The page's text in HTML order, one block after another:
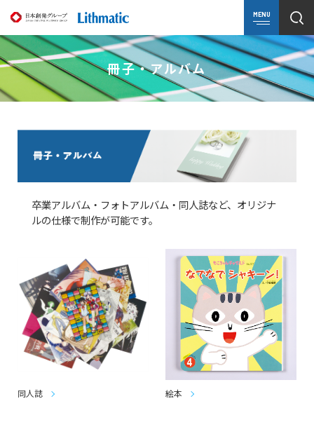
MENU
冊子・アルバム
卒業アルバム・フォトアルバム・同人誌など、オリジナ
ルの仕様で制作が可能です。
同人誌 絵本